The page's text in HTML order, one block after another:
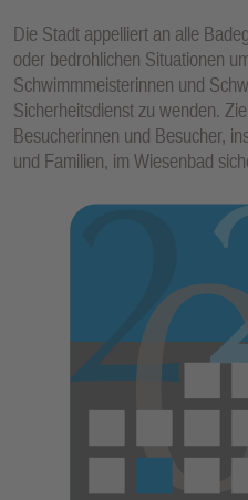
Die Stadt appelliert an alle
oder bedrohlichen Situationen
Schwimmmeisterinnen und
Sicherheitsdienst zu wenden.
Besucherinnen und Besucher,
und Familien, im Wiesenbad